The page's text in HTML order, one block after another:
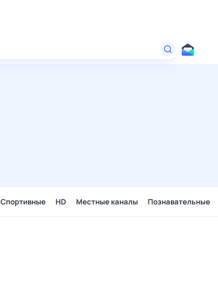
Спортивные HD Местные каналы Познавательные